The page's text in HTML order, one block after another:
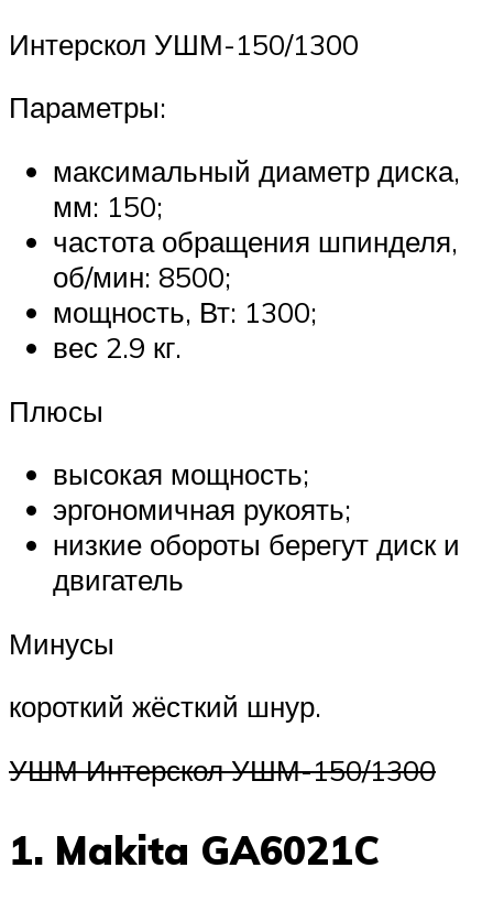
Интерскол УШМ-150/1300
Параметры:
максимальный диаметр диска,
мм: 150;
частота обращения шпинделя,
об/мин: 8500;
мощность, Вт: 1300;
вес 2.9 кг.
Плюсы
высокая мощность;
эргономичная рукоять;
низкие обороты берегут диск и
двигатель
Минусы
короткий жёсткий шнур.
УШМ Интерскол УШМ-150/1300
1. Makita GA6021C